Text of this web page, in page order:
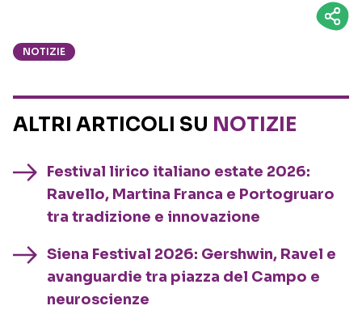
NOTIZIE
ALTRI ARTICOLI SU NOTIZIE
Festival lirico italiano estate 2026:
Ravello, Martina Franca e Portogruaro
tra tradizione e innovazione
Siena Festival 2026: Gershwin, Ravel e
avanguardie tra piazza del Campo e
neuroscienze